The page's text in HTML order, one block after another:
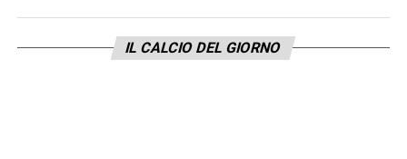
ammiro, che ha saputo migliorarsi in questi
anni. È stato bravo a rendersi adeguato alle
IL CALCIO DEL GIORNO